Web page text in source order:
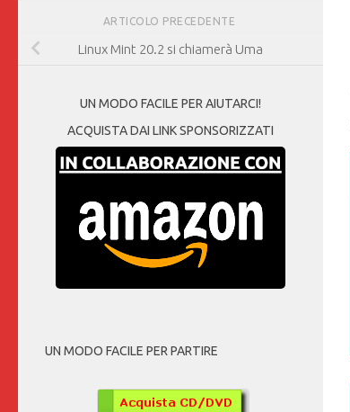
ARTICOLO PRECEDENTE
Linux Mint 20.2 si chiamerà Uma
UN MODO FACILE PER AIUTARCI!
ACQUISTA DAI LINK SPONSORIZZATI
UN MODO FACILE PER PARTIRE